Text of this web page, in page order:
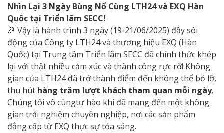
Nhìn Lại 3 Ngày Bùng Nổ Cùng LTH24 và EXQ Hàn
Quốc tại Triển lãm SECC!
🎉 Vậy là hành trình 3 ngày (19-21/06/2025) đầy sôi
động của Công ty LTH24 và thương hiệu EXQ (Hàn
Quốc) tại Trung tâm Triển lãm SECC đã chính thức khép
lại với thật nhiều cảm xúc và thành công rực rỡ! Không
gian của LTH24 đã trở thành điểm đến không thể bỏ lỡ,
thu hút hàng trăm lượt khách tham quan mỗi ngày.
Chúng tôi vô cùngtự hào khi đã mang đến một không
gian trải nghiệm chuyên nghiệp, nơi các sản phẩm
đẳng cấp từ EXQ thực sự tỏa sáng.